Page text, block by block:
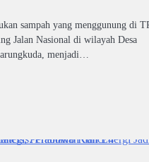
sampah yang menggunung di
Jalan Nasional di wilayah Desa
menjadi…